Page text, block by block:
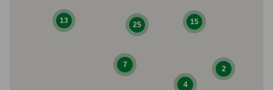
25 15
13
7
4
2